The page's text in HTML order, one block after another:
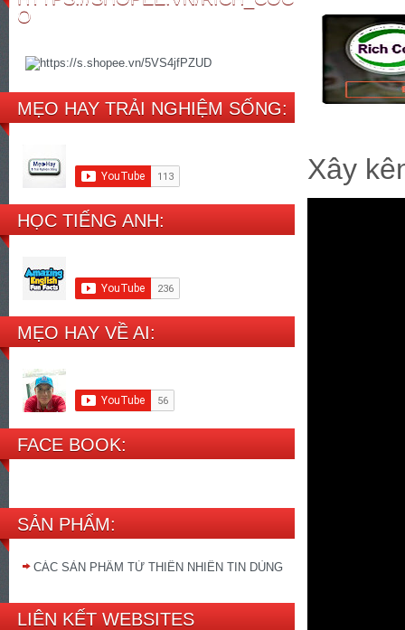
O
MẸO HAY TRẢI NGHIỆM SỐNG:
HỌC TIẾNG ANH:
MẸO HAY VỀ AI:
FACE BOOK:
SẢN PHẨM:
CÁC SẢN PHẨM TỪ THIÊN NHIÊN TIN DÙNG
LIÊN KẾT WEBSITES
Xây